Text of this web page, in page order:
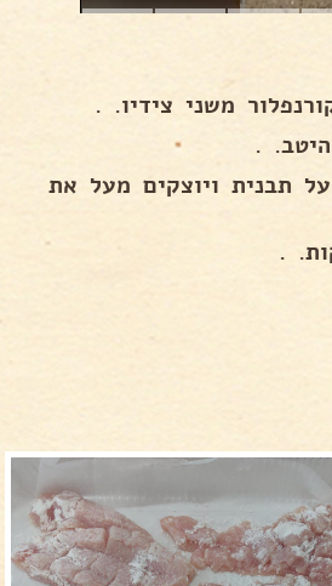
משני צידיו. .
.
תבנית ויוצקים מעל את